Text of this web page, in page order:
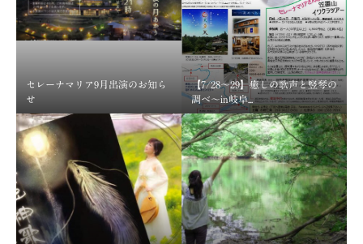
セレーナマリア9月出演のお知ら
せ
【7/28～29】癒しの歌声と竪琴の
調べ～in岐阜...